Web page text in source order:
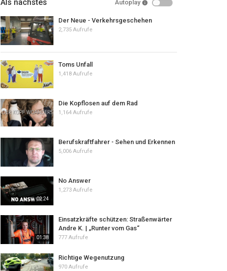
Als nächstes Autoplay
Der Neue - Verkehrsgeschehen
2,735 Aufrufe
Toms Unfall
1,418 Aufrufe
Die Kopflosen auf dem Rad
1,164 Aufrufe
Berufskraftfahrer - Sehen und Erkennen
5,006 Aufrufe
02:24
No Answer
1,273 Aufrufe
01:38
Einsatzkräfte schützen: Straßenwärter
Andre K. | „Runter vom Gas“
777 Aufrufe
Richtige Wegenutzung
970 Aufrufe